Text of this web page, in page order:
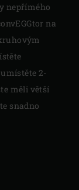
nepřímého
na
2-
měli větší
snadno